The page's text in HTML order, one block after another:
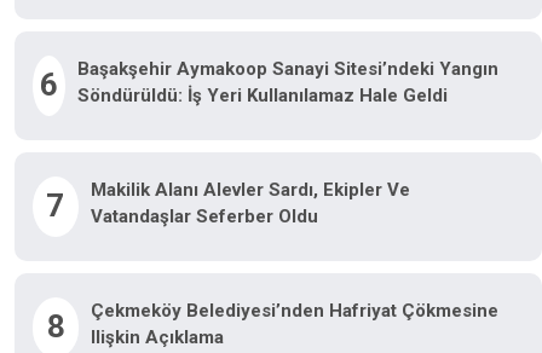
6
Başakşehir Aymakoop Sanayi Sitesi’ndeki Yangın
Söndürüldü: İş Yeri Kullanılamaz Hale Geldi
7
Makilik Alanı Alevler Sardı, Ekipler Ve
Vatandaşlar Seferber Oldu
8
Çekmeköy Belediyesi’nden Hafriyat Çökmesine
Ilişkin Açıklama